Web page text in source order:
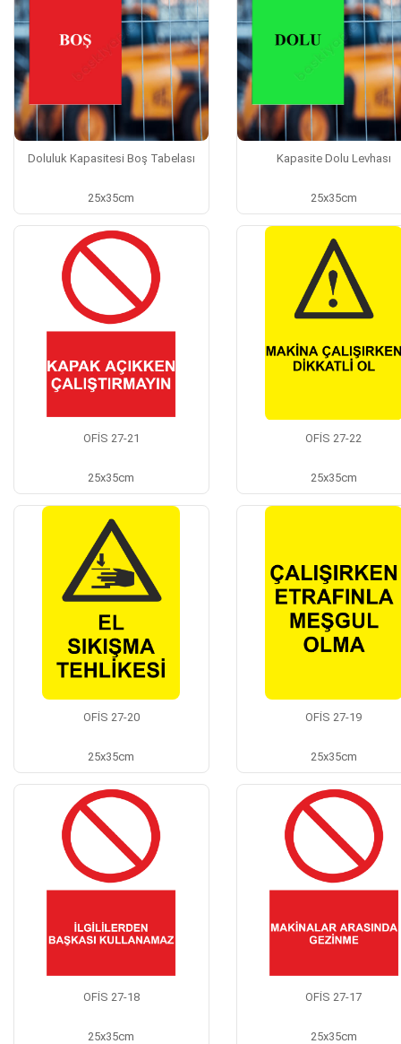
Doluluk Kapasitesi Boş Tabelası
25x35cm
Kapasite Dolu Levhası
25x35cm
OFİS 27-21
25x35cm
OFİS 27-22
25x35cm
OFİS 27-20
25x35cm
OFİS 27-19
25x35cm
OFİS 27-18
25x35cm
OFİS 27-17
25x35cm